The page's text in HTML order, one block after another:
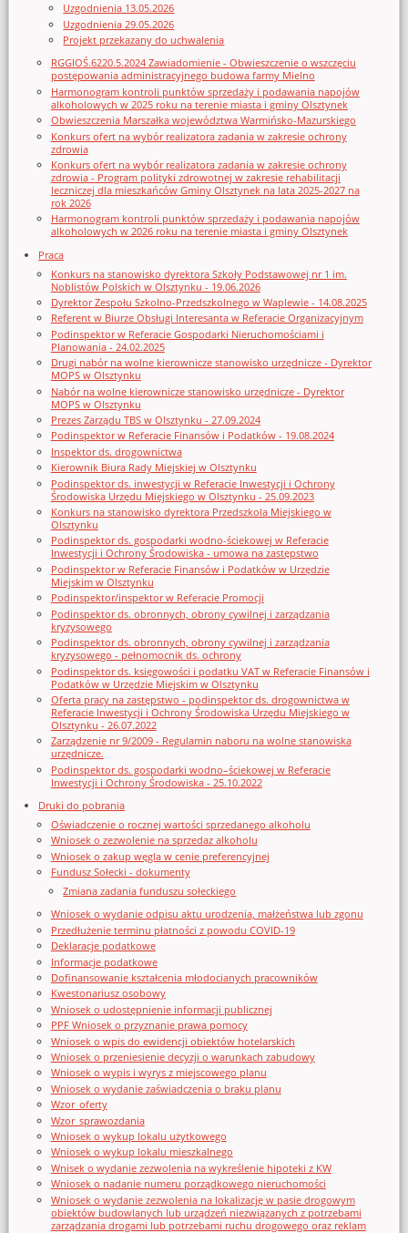
Uzgodnienia 13.05.2026
Uzgodnienia 29.05.2026
Projekt przekazany do uchwalenia
RGGIOŚ.6220.5.2024 Zawiadomienie - Obwieszczenie o wszczęciu
postępowania administracyjnego budowa farmy Mielno
Harmonogram kontroli punktów sprzedaży i podawania napojów
alkoholowych w 2025 roku na terenie miasta i gminy Olsztynek
Obwieszczenia Marszałka województwa Warmińsko-Mazurskiego
Konkurs ofert na wybór realizatora zadania w zakresie ochrony
zdrowia
Konkurs ofert na wybór realizatora zadania w zakresie ochrony
zdrowia - Program polityki zdrowotnej w zakresie rehabilitacji
leczniczej dla mieszkańców Gminy Olsztynek na lata 2025-2027 na
rok 2026
Harmonogram kontroli punktów sprzedaży i podawania napojów
alkoholowych w 2026 roku na terenie miasta i gminy Olsztynek
Praca
Konkurs na stanowisko dyrektora Szkoły Podstawowej nr 1 im.
Noblistów Polskich w Olsztynku - 19.06.2026
Dyrektor Zespołu Szkolno-Przedszkolnego w Waplewie - 14.08.2025
Referent w Biurze Obsługi Interesanta w Referacie Organizacyjnym
Podinspektor w Referacie Gospodarki Nieruchomościami i
Planowania - 24.02.2025
Drugi nabór na wolne kierownicze stanowisko urzędnicze - Dyrektor
MOPS w Olsztynku
Nabór na wolne kierownicze stanowisko urzędnicze - Dyrektor
MOPS w Olsztynku
Prezes Zarządu TBS w Olsztynku - 27.09.2024
Podinspektor w Referacie Finansów i Podatków - 19.08.2024
Inspektor ds. drogownictwa
Kierownik Biura Rady Miejskiej w Olsztynku
Podinspektor ds. inwestycji w Referacie Inwestycji i Ochrony
Środowiska Urzędu Miejskiego w Olsztynku - 25.09.2023
Konkurs na stanowisko dyrektora Przedszkola Miejskiego w
Olsztynku
Podinspektor ds. gospodarki wodno-ściekowej w Referacie
Inwestycji i Ochrony Środowiska - umowa na zastępstwo
Podinspektor w Referacie Finansów i Podatków w Urzędzie
Miejskim w Olsztynku
Podinspektor/inspektor w Referacie Promocji
Podinspektor ds. obronnych, obrony cywilnej i zarządzania
kryzysowego
Podinspektor ds. obronnych, obrony cywilnej i zarządzania
kryzysowego - pełnomocnik ds. ochrony
Podinspektor ds. księgowości i podatku VAT w Referacie Finansów i
Podatków w Urzędzie Miejskim w Olsztynku
Oferta pracy na zastępstwo - podinspektor ds. drogownictwa w
Referacie Inwestycji i Ochrony Środowiska Urzędu Miejskiego w
Olsztynku - 26.07.2022
Zarządzenie nr 9/2009 - Regulamin naboru na wolne stanowiska
urzędnicze.
Podinspektor ds. gospodarki wodno–ściekowej w Referacie
Inwestycji i Ochrony Środowiska - 25.10.2022
Druki do pobrania
Oświadczenie o rocznej wartości sprzedanego alkoholu
Wniosek o zezwolenie na sprzedaz alkoholu
Wniosek o zakup węgla w cenie preferencyjnej
Fundusz Sołecki - dokumenty
Zmiana zadania funduszu sołeckiego
Wniosek o wydanie odpisu aktu urodzenia, małżeństwa lub zgonu
Przedłużenie terminu płatności z powodu COVID-19
Deklaracje podatkowe
Informacje podatkowe
Dofinansowanie kształcenia młodocianych pracowników
Kwestonariusz osobowy
Wniosek o udostępnienie informacji publicznej
PPF Wniosek o przyznanie prawa pomocy
Wniosek o wpis do ewidencji obiektów hotelarskich
Wniosek o przeniesienie decyzji o warunkach zabudowy
Wniosek o wypis i wyrys z miejscowego planu
Wniosek o wydanie zaświadczenia o braku planu
Wzor_oferty
Wzor_sprawozdania
Wniosek o wykup lokalu użytkowego
Wniosek o wykup lokalu mieszkalnego
Wnisek o wydanie zezwolenia na wykreślenie hipoteki z KW
Wniosek o nadanie numeru porządkowego nieruchomości
Wniosek o wydanie zezwolenia na lokalizację w pasie drogowym
obiektów budowlanych lub urządzeń niezwiązanych z potrzebami
zarządzania drogami lub potrzebami ruchu drogowego oraz reklam